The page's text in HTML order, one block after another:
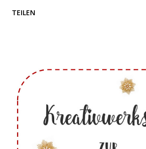
deinen Wunschtermin zu notieren folgen.
TEILEN